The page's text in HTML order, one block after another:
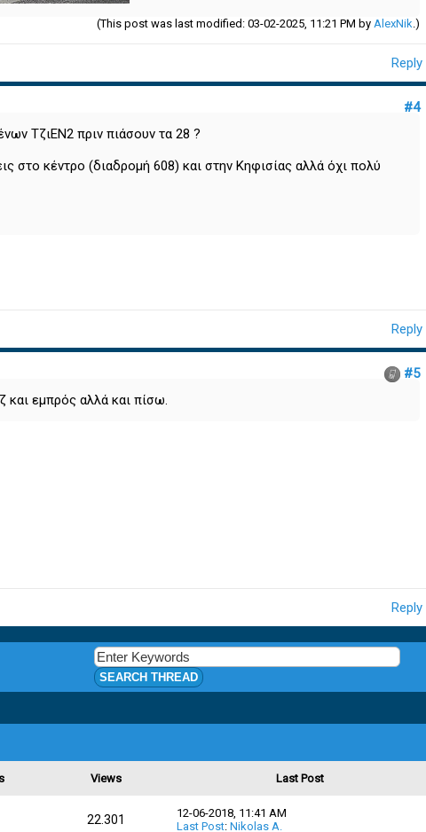
(This post was last modified: 03-02-2025, 11:21 PM by AlexNik.)
Reply
#4
ΤζιΕΝ2 πριν πιάσουν τα 28 ?
στο κέντρο (διαδρομή 608) και στην Κηφισίας αλλά όχι πολύ
Reply
#5
και εμπρός αλλά και πίσω.
Reply
Views Last Post
22.301
12-06-2018, 11:41 AM
Last Post: Nikolas A.